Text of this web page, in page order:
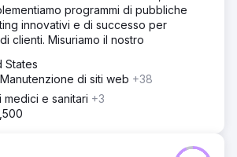
programmi di pubbliche
innovativi e di successo per
clienti. Misuriamo il nostro
States
di siti web +38
medici e sanitari +3